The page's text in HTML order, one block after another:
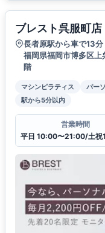
ブレスト呉服町店
長者原駅から車で13分
福岡県福岡市博多区
階
マシンピラティス パー
駅から5分以内
営業時間